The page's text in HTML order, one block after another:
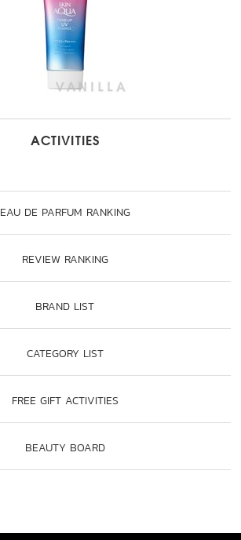
ACTIVITIES
EAU DE PARFUM RANKING
REVIEW RANKING
BRAND LIST
CATEGORY LIST
FREE GIFT ACTIVITIES
BEAUTY BOARD